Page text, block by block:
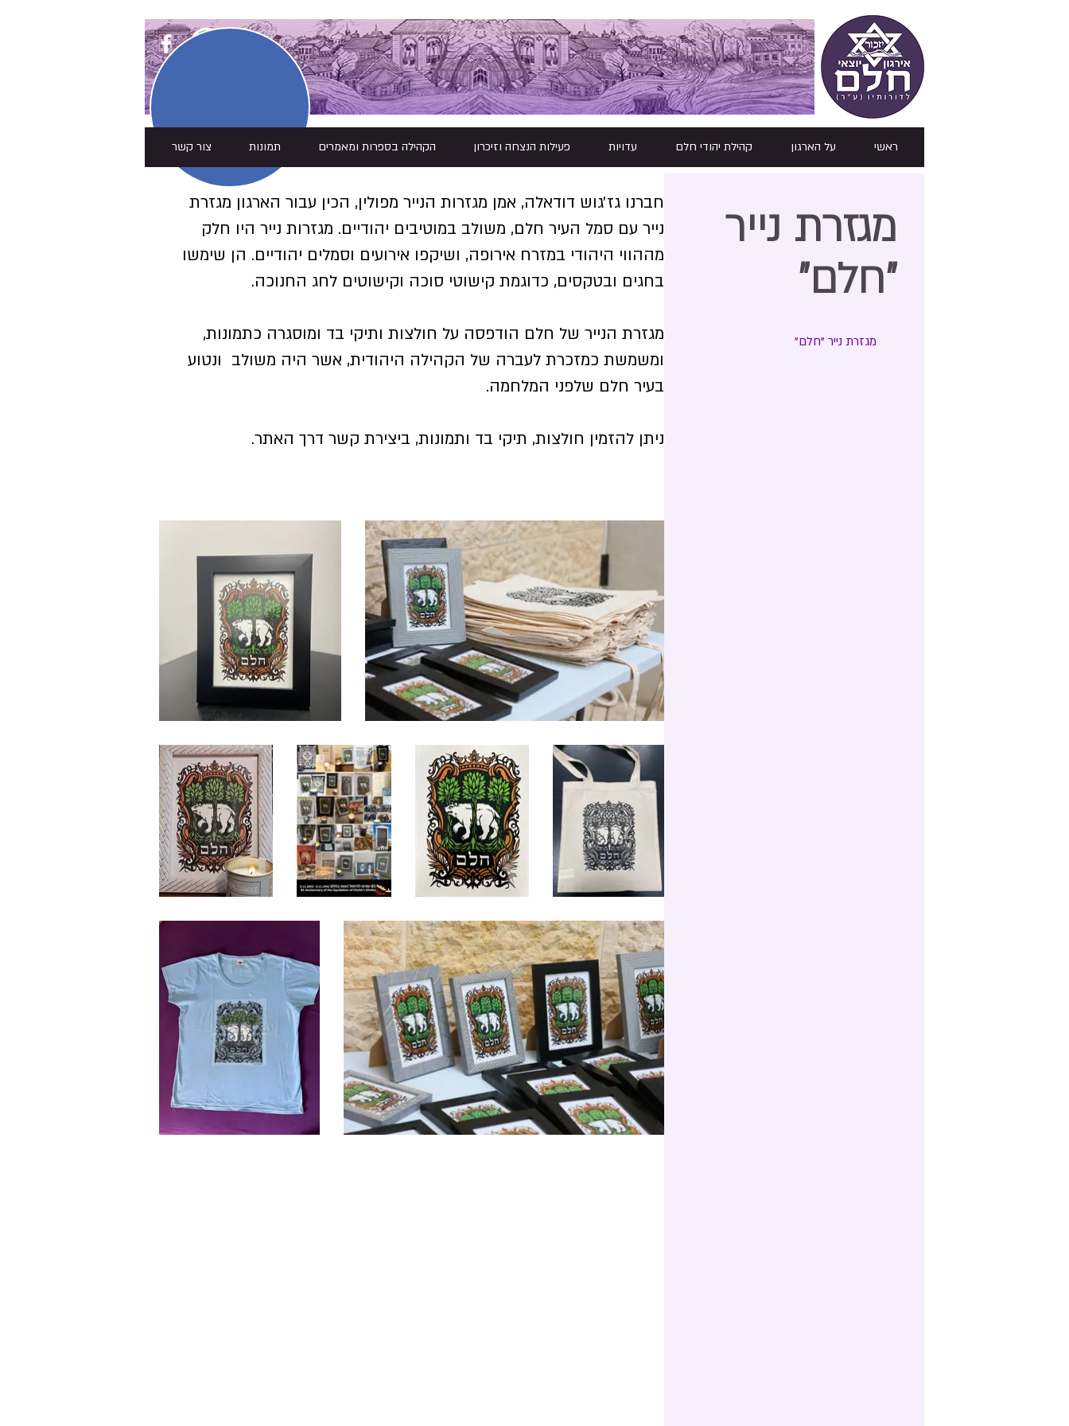
ראשי על הארגון קהילת יהודי חלם עדויות פעילות הנצחה וזיכרון הקהילה בספרות ומאמרים תמונות צור קשר
חברנו גז׳גוש דודאלה, אמן מגזרות הנייר מפולין, הכין עבור הארגון מגזרת
נייר עם סמל העיר חלם, משולב במוטיבים יהודיים. מגזרות נייר היו חלק
מההווי היהודי במזרח אירופה, ושיקפו אירועים וסמלים יהודיים. הן שימשו
בחגים ובטקסים, כדוגמת קישוטי סוכה וקישוטים לחג החנוכה.
מגזרת הנייר של חלם הודפסה על חולצות ותיקי בד ומוסגרה כתמונות,
ומשמשת כמזכרת לעברה של הקהילה היהודית, אשר היה משולב ונטוע
בעיר חלם שלפני המלחמה.
ניתן להזמין חולצות, תיקי בד ותמונות, ביצירת קשר דרך האתר.
מגזרת נייר
"חלם"
מגזרת נייר "חלם"